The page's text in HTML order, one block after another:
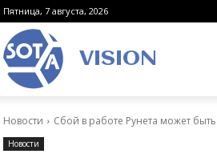
Пятница, 7 августа, 2026
VISION
Новости Сбой в работе Рунета может
Новости